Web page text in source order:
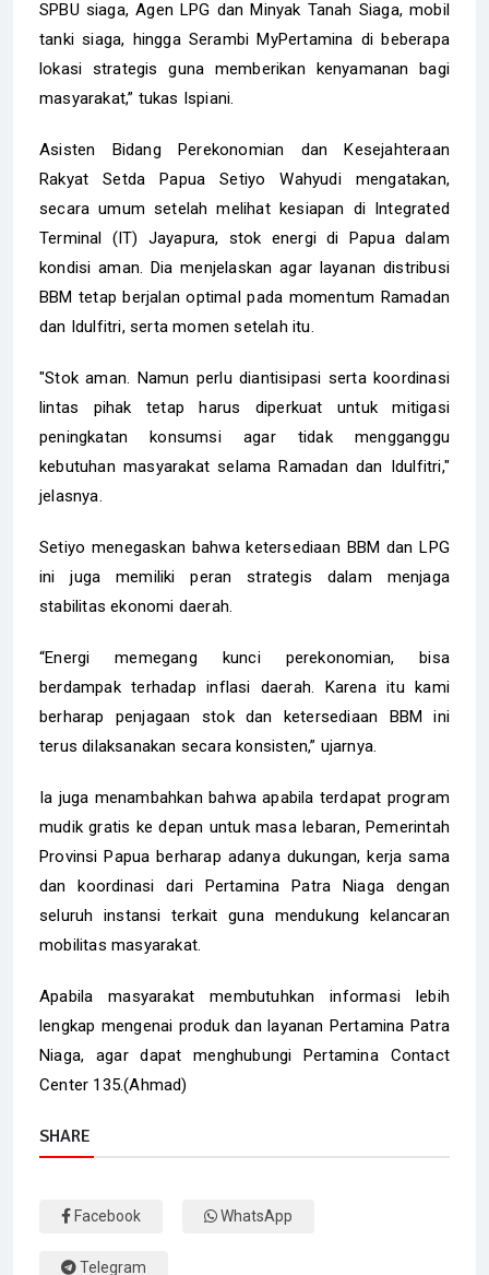
SPBU siaga, Agen LPG dan Minyak Tanah Siaga, mobil
tanki siaga, hingga Serambi MyPertamina di beberapa
lokasi strategis guna memberikan kenyamanan bagi
masyarakat,” tukas Ispiani.
Asisten Bidang Perekonomian dan Kesejahteraan
Rakyat Setda Papua Setiyo Wahyudi mengatakan,
secara umum setelah melihat kesiapan di Integrated
Terminal (IT) Jayapura, stok energi di Papua dalam
kondisi aman. Dia menjelaskan agar layanan distribusi
BBM tetap berjalan optimal pada momentum Ramadan
dan Idulfitri, serta momen setelah itu.
"Stok aman. Namun perlu diantisipasi serta koordinasi
lintas pihak tetap harus diperkuat untuk mitigasi
peningkatan konsumsi agar tidak mengganggu
kebutuhan masyarakat selama Ramadan dan Idulfitri,"
jelasnya.
Setiyo menegaskan bahwa ketersediaan BBM dan LPG
ini juga memiliki peran strategis dalam menjaga
stabilitas ekonomi daerah.
“Energi memegang kunci perekonomian, bisa
berdampak terhadap inflasi daerah. Karena itu kami
berharap penjagaan stok dan ketersediaan BBM ini
terus dilaksanakan secara konsisten,” ujarnya.
Ia juga menambahkan bahwa apabila terdapat program
mudik gratis ke depan untuk masa lebaran, Pemerintah
Provinsi Papua berharap adanya dukungan, kerja sama
dan koordinasi dari Pertamina Patra Niaga dengan
seluruh instansi terkait guna mendukung kelancaran
mobilitas masyarakat.
Apabila masyarakat membutuhkan informasi lebih
lengkap mengenai produk dan layanan Pertamina Patra
Niaga, agar dapat menghubungi Pertamina Contact
Center 135.(Ahmad)
SHARE
Facebook WhatsApp
Telegram